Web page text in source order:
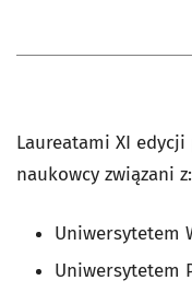
Laureatami XI
naukowcy związani z:
Uniwersytetem
Uniwersytetem